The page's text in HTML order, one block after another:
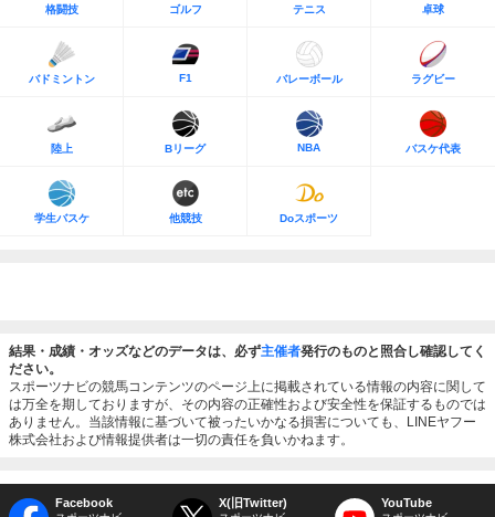
格闘技 ゴルフ テニス 卓球
バドミントン F1 バレーボール ラグビー
陸上 Bリーグ NBA バスケ代表
学生バスケ 他競技 Doスポーツ
結果・成績・オッズなどのデータは、必ず主催者発行のものと照合し確認してく
ださい。
スポーツナビの競馬コンテンツのページ上に掲載されている情報の内容に関して
は万全を期しておりますが、その内容の正確性および安全性を保証するものでは
ありません。当該情報に基づいて被ったいかなる損害についても、LINEヤフー
株式会社および情報提供者は一切の責任を負いかねます。
Facebook X(旧Twitter) YouTube